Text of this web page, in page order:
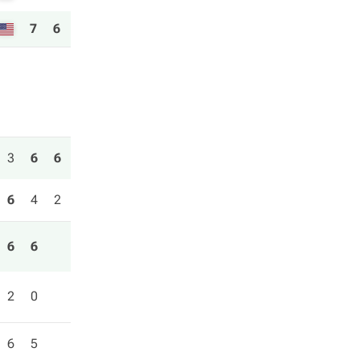
7 6
3 6 6
6 4 2
6 6
2 0
6 5